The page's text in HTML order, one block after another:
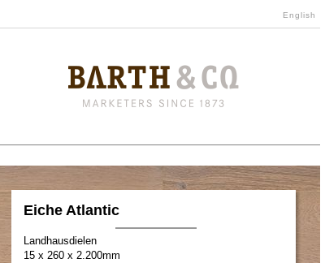
English
Eiche Atlantic
Landhausdielen
15 x 260 x 2.200mm